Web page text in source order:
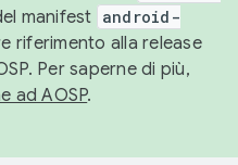
manifest android-
riferimento alla release
Per saperne di più,
ad AOSP.